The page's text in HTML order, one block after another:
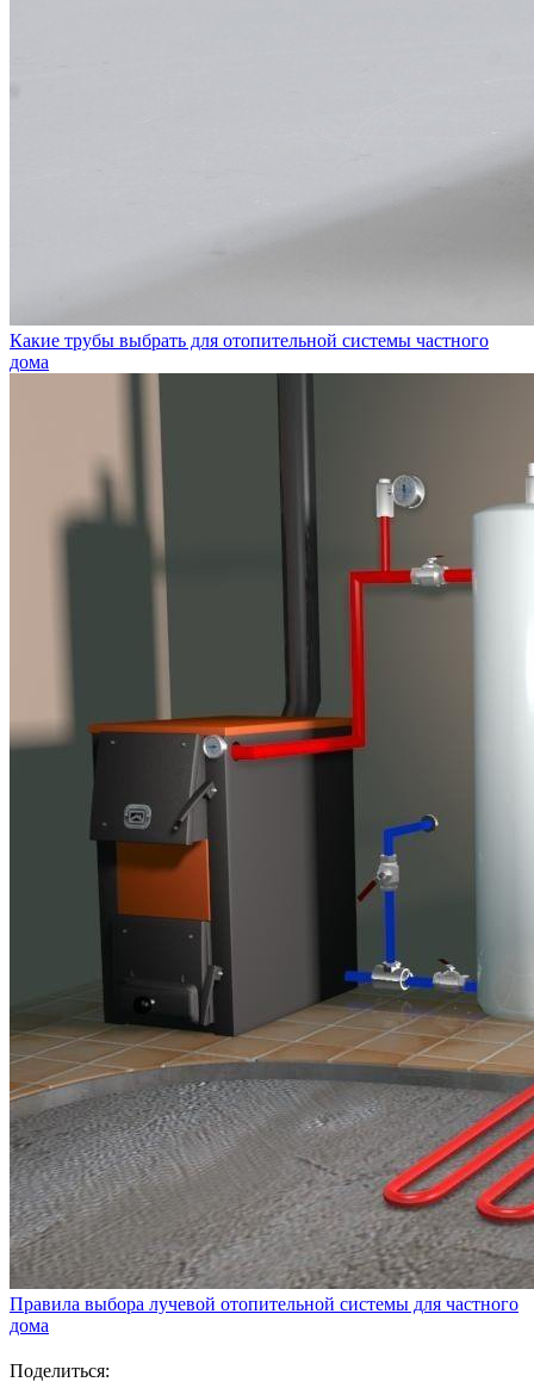
Какие трубы выбрать для отопительной системы частного
дома
Правила выбора лучевой отопительной системы для частного
дома
Поделиться: